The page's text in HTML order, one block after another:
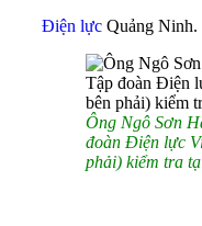
Điện lực Quảng Ninh.
Ông Ngô Sơn
đoàn Điện lực
phải) kiểm tra